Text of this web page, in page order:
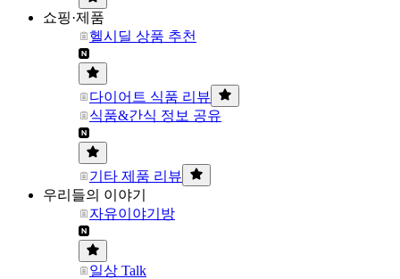
쇼핑·제품
헬시딜 상품 추천
다이어트 식품 리뷰
식품&간식 정보 공유
기타 제품 리뷰
우리들의 이야기
자유이야기방
일상 Talk